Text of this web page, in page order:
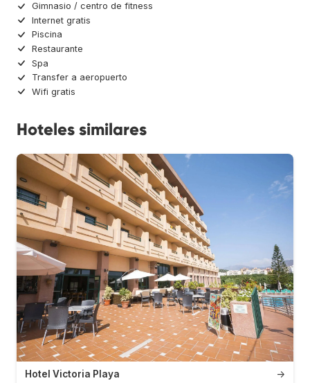
Gimnasio / centro de fitness
Internet gratis
Piscina
Restaurante
Spa
Transfer a aeropuerto
Wifi gratis
Hoteles similares
→
Hotel Victoria Playa